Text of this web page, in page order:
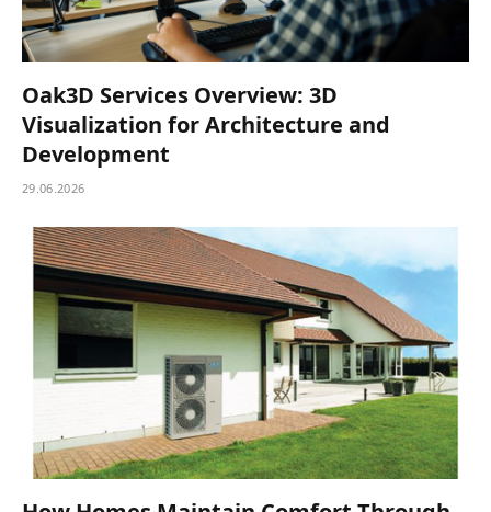
Oak3D Services Overview: 3D
Visualization for Architecture and
Development
29.06.2026